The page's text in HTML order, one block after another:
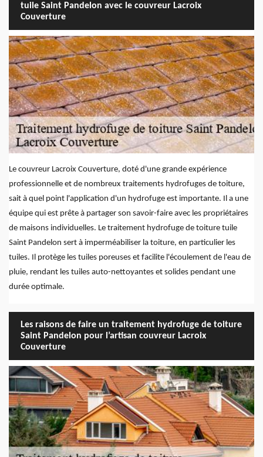
tuile Saint Pandelon avec le couvreur Lacroix
Couverture
Le couvreur Lacroix Couverture, doté d'une grande expérience
professionnelle et de nombreux traitements hydrofuges de toiture,
sait à quel point l'application d'un hydrofuge est importante. Il a une
équipe qui est prête à partager son savoir-faire avec les propriétaires
de maisons individuelles. Le traitement hydrofuge de toiture tuile
Saint Pandelon sert à imperméabiliser la toiture, en particulier les
tuiles. Il protège les tuiles poreuses et facilite l'écoulement de l'eau de
pluie, rendant les tuiles auto-nettoyantes et solides pendant une
durée optimale.
Les raisons de faire un traitement hydrofuge de toiture
Saint Pandelon pour l’artisan couvreur Lacroix
Couverture